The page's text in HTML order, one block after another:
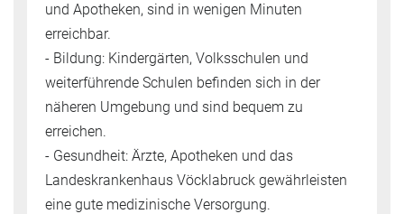
und Apotheken, sind in wenigen Minuten
erreichbar.
- Bildung: Kindergärten, Volksschulen und
weiterführende Schulen befinden sich in der
näheren Umgebung und sind bequem zu
erreichen.
- Gesundheit: Ärzte, Apotheken und das
Landeskrankenhaus Vöcklabruck gewährleisten
eine gute medizinische Versorgung.